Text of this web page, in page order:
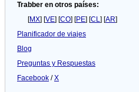
Trabber en otros países:
[MX] [VE] [CO] [PE] [CL] [AR]
Planificador de viajes
Blog
Preguntas y Respuestas
Facebook /X